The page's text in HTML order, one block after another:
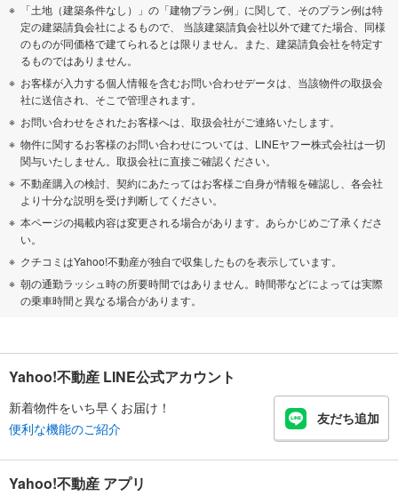
「土地（建築条件なし）」の「建物プラン例」に関して、そのプラン例は特
定の建築請負会社によるもので、 当該建築請負会社以外で建てた場合、同様
のものが同価格で建てられるとは限りません。また、建築請負会社を特定す
るものではありません。
お客様が入力する個人情報を含むお問い合わせデータは、当該物件の取扱会
社に送信され、そこで管理されます。
お問い合わせをされたお客様へは、取扱会社がご連絡いたします。
物件に関するお客様のお問い合わせについては、LINEヤフー株式会社は一切
関与いたしません。取扱会社に直接ご確認ください。
不動産購入の検討、契約にあたってはお客様ご自身が情報を確認し、各会社
より十分な説明を受け判断してください。
本ページの掲載内容は変更される場合があります。あらかじめご了承くださ
い。
クチコミはYahoo!不動産が独自で収集したものを表示しています。
朝の通勤ラッシュ時の所要時間ではありません。時間帯などによっては実際
の乗車時間と異なる場合があります。
Yahoo!不動産 LINE公式アカウント
新着物件をいち早くお届け！
便利な機能のご紹介
友だち追加
Yahoo!不動産 アプリ